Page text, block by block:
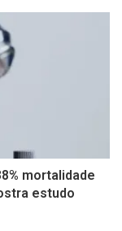
mortalidade
estudo